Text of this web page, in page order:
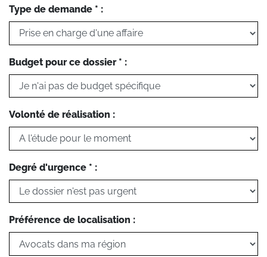
Type de demande * :
Budget pour ce dossier * :
Volonté de réalisation :
Degré d'urgence * :
Préférence de localisation :